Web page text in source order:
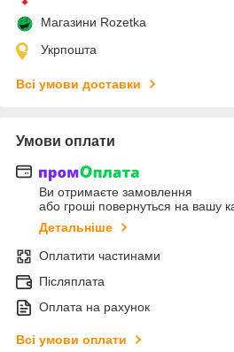
Магазини Rozetka
Укрпошта
Всі умови доставки
Умови оплати
Ви отримаєте замовлення
або гроші повернуться на вашу
Детальніше
Оплатити частинами
Післяплата
Оплата на рахунок
Всі умови оплати